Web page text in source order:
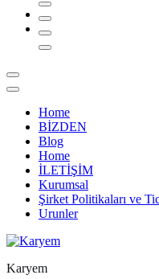
Home
BİZDEN
Blog
Home
İLETİŞİM
Kurumsal
Şirket Politikaları ve
Urunler
Karyem